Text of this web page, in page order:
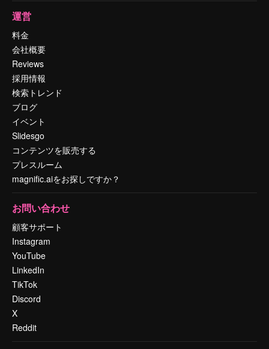
運営
料金
会社概要
Reviews
採用情報
検索トレンド
ブログ
イベント
Slidesgo
コンテンツを販売する
プレスルーム
magnific.aiをお探しですか？
お問い合わせ
顧客サポート
Instagram
YouTube
LinkedIn
TikTok
Discord
X
Reddit